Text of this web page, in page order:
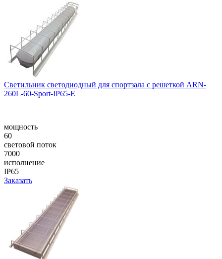
Светильник светодиодный для спортзала с решеткой ARN-
260L-60-Sport-IP65-E
мощность
60
световой поток
7000
исполнение
IP65
Заказать